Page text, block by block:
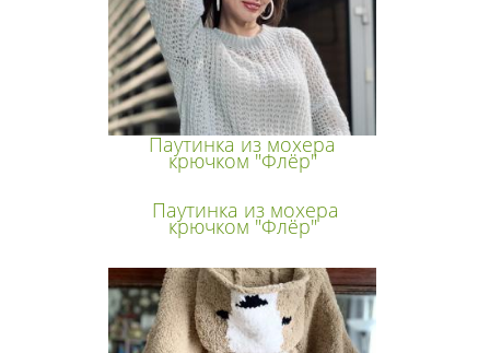
Паутинка из мохера
крючком "Флёр"
Паутинка из мохера
крючком "Флёр"